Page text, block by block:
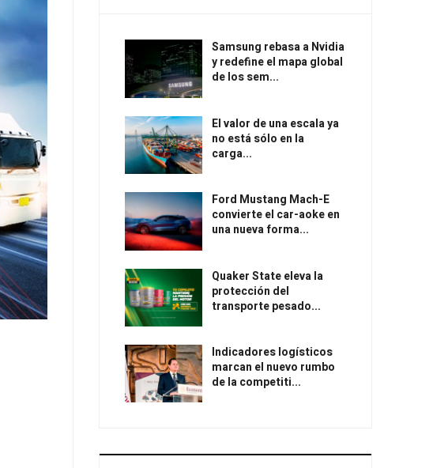
Samsung rebasa a Nvidia
y redefine el mapa global
de los sem...
El valor de una escala ya
no está sólo en la
carga...
Ford Mustang Mach-E
convierte el car-aoke en
una nueva forma...
Quaker State eleva la
protección del
transporte pesado...
Indicadores logísticos
marcan el nuevo rumbo
de la competiti...